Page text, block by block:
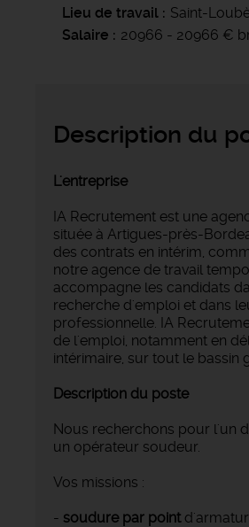
Lieu de travail
Saint-
Salaire
20966 - 20966 €
Description du
L'entreprise
IA Recrutement est une
située à Artigues-près-
des contrats en intérim,
notre agence de travail
accompagne les candidats
recherche d'emploi et dans
professionnelle. IA
de l'emploi, notamment en
intérimaire, sur tout le bassin
Description du poste
Nous recherchons pour l'un
un opérateur soudeur.
Vos missions :
- soudure par point